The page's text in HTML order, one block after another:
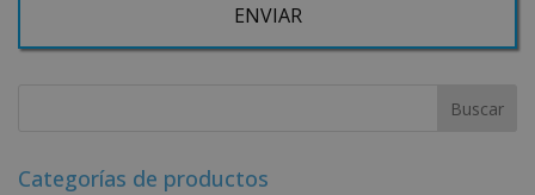
Desea recibir información comercial (vía telefónica y/o email):
rCategorías de productos